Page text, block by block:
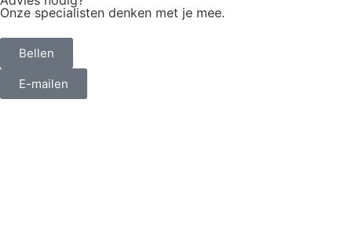
Onze specialisten denken met je mee.
Bellen
E-mailen